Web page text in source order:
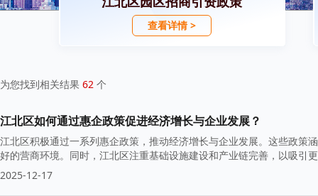
查看详情 >
为您找到相关结果 62 个
江北区如何通过惠企政策促进经济增长与企业发展？
江北区积极通过一系列惠企政策，推动经济增长与企业发展。这些政策
好的营商环境。同时，江北区注重基础设施建设和产业链完善，以吸引
2025-12-17